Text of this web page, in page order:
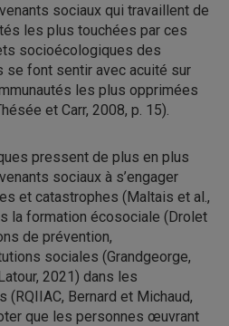
sociaux qui travaillent de
les plus touchées par ces
socioécologiques des
se font sentir avec acuité sur
les plus opprimées
et Carr, 2008, p. 15).
pressent de plus en plus
sociaux à s’engager
et catastrophes (Maltais et al.,
la formation écosociale (Drolet
de prévention,
sociales (Grandgeorge,
2021) dans les
Bernard et Michaud,
que les personnes œuvrant